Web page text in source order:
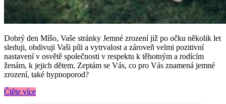
Dobrý den Míšo, Vaše stránky Jemné zrození již po očku několik let
sleduji, obdivuji Vaši píli a vytrvalost a zároveň velmi pozitivní
nastavení v osvětě společnosti v respektu k těhotným a rodícím
ženám, k jejich dětem. Zeptám se Vás, co pro Vás znamená jemné
zrození, také hypnoporod?
Čtěte více